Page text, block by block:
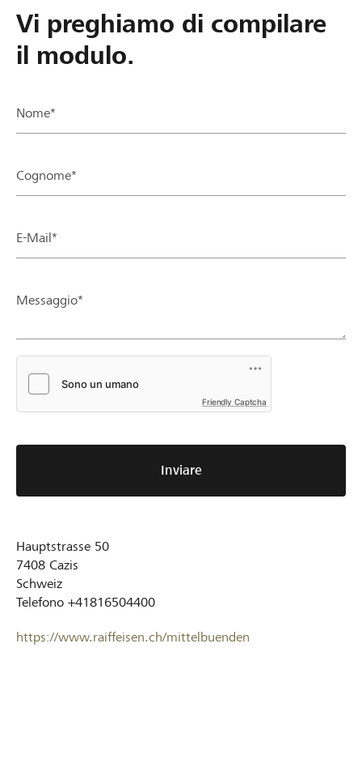
Vi preghiamo di compilare
il modulo.
Nome*
Cognome*
E-Mail*
Messaggio*
Friendly Captcha
Inviare
Hauptstrasse 50
7408 Cazis
Schweiz
Telefono +41816504400
https://www.raiffeisen.ch/mittelbuenden